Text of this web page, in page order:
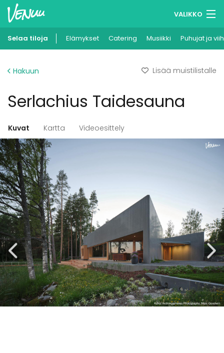
VALIKKO
Muistilistasi
Ilmoita kohteesi
Selaa tiloja Elämykset Catering Musiikki Puhujat ja
Hakuun Lisää muistilistalle
Serlachius Taidesauna
Kuvat Kartta Videoesittely